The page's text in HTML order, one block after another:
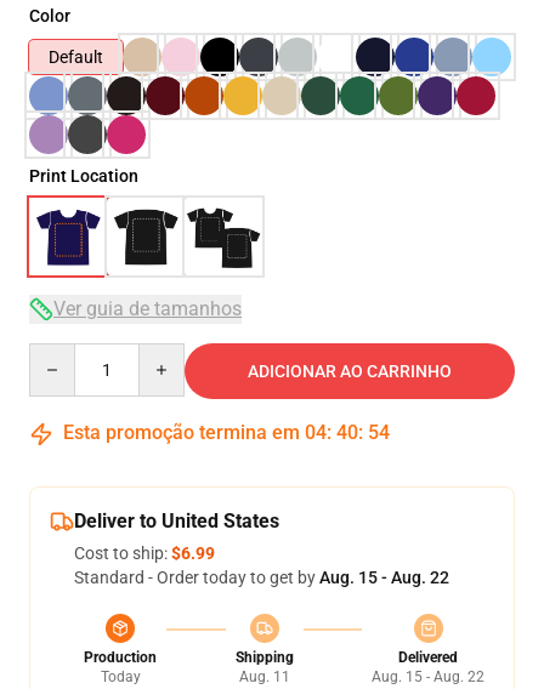
Color
Default
Print Location
Ver guia de tamanhos
ADICIONAR AO CARRINHO
Esta promoção termina em 04: 40: 54
Deliver to United States
Cost to ship:$6.99
Standard - Order today to get byAug. 15 - Aug. 22
Production
Today
Shipping
Aug. 11
Delivered
Aug. 15 - Aug. 22